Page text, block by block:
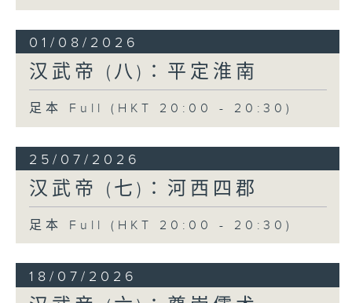
然而汉朝周边，仍然存在多个割据政权，实
力最强大的是东北方的朝鲜国，和南方的南
越国。朝鲜国位于今日鸭绿江流域至朝鲜半
岛北部一带，相传是商朝末年，商王族箕子
所建立，一直延续至战国后期。战国时，燕
向辽东扩张，燕国人卫满灭箕氏朝鲜，据地
称王，由秦朝至汉初，卫氏朝鲜不肯臣服，
而且与匈奴呼应，并且阻止附近部族向汉朝
纳贡。
杀汉使者为理由，出兵水陆并进，征伐朝
鲜。《史记·朝鲜列传》记述：「天子募罪人
01/08/2026
汉武帝 (八)∶平定淮南
足本 Full (HKT 20:00 - 20:30)
25/07/2026
汉武帝 (七)∶河西四郡
足本 Full (HKT 20:00 - 20:30)
18/07/2026